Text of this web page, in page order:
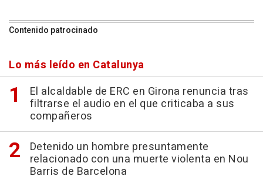
Contenido patrocinado
Lo más leído en Catalunya
El alcaldable de ERC en Girona renuncia tras
filtrarse el audio en el que criticaba a sus
compañeros
Detenido un hombre presuntamente
relacionado con una muerte violenta en Nou
Barris de Barcelona